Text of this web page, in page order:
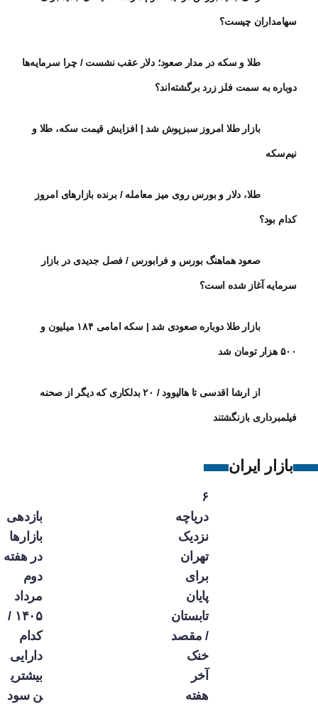
سهامداران چیست؟
طلا و سکه در مدار صعود؛ دلار عقب نشست / چرا سرمایه‌ها
دوباره به سمت فلز زرد برگشته‌اند؟
بازار طلا امروز سبزپوش شد | افزایش قیمت سکه، طلا و
نیم‌سکه
طلا، دلار و بورس روی میز معامله / برنده بازارهای امروز
کدام بود؟
صعود هماهنگ بورس و فرابورس / فصل جدیدی در بازار
سرمایه آغاز شده است؟
بازار طلا دوباره صعودی شد | سکه امامی ۱۸۴ میلیون و
۵۰۰ هزار تومان شد
از ارشا اقدسی تا هالیوود / ۲۰ بدلکاری که دیگر از صحنه
فیلمبرداری بازنگشتند
بازار ایران
۶
دریاچه
نزدیک
تهران
برای
پایان
تابستان
/ مقصد
خنک
آخر
هفته
بازدهی
بازارها
در هفته
دوم
مرداد
۱۴۰۵ /
کدام
دارایی
بیشتری
ن سود